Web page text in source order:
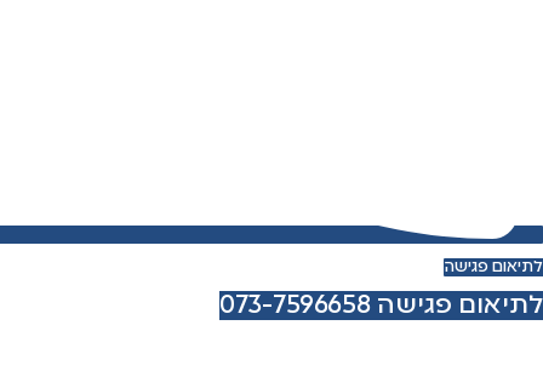
לתיאום פגישה
לתיאום פגישה 073-7596658